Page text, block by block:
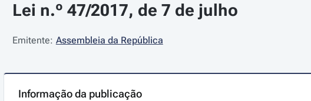
Lei n.º 47/2017, de 7 de julho
Emitente: Assembleia da República
Informação da publicação